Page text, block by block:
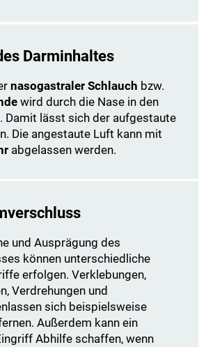
Darminhaltes
nasogastraler Schlauch bzw.
wird durch die Nase in den
Damit lässt sich der aufgestaute
Die angestaute Luft kann mit
abgelassen werden.
und Ausprägung des
können unterschiedliche
erfolgen. Verklebungen,
Verdrehungen und
lassen sich beispielsweise
Außerdem kann ein
Abhilfe schaffen, wenn